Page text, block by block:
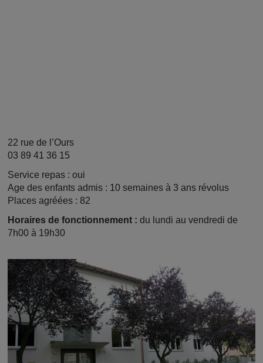
22 rue de l’Ours
03 89 41 36 15
Service repas : oui
Age des enfants admis : 10 semaines à 3 ans révolus
Places agréées : 82
Horaires de fonctionnement : du lundi au vendredi de
7h00 à 19h30
Image